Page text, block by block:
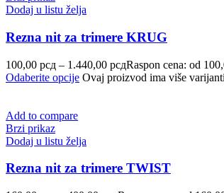
Dodaj u listu želja
Rezna nit za trimere KRUG
100,00 рсд – 1.440,00 рсдRaspon cena: od
Odaberite opcije Ovaj proizvod ima više
Add to compare
Brzi prikaz
Dodaj u listu želja
Rezna nit za trimere TWIST